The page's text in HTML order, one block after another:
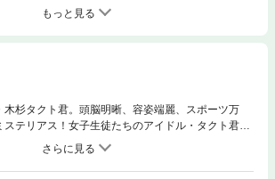
もっと見る
木杉タクト君。頭脳明晰、容姿端麗、スポーツ万
ステリアス！女子生徒たちのアイドル・タクト君
してきたから、さあ大変！※本コンテンツは単行本
を分冊したものです。